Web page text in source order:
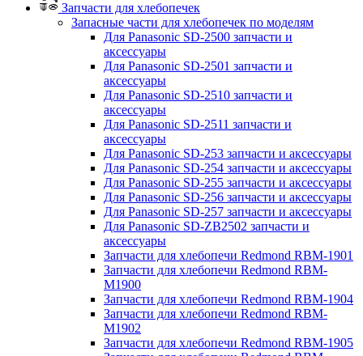
Запчасти для хлебопечек
Запасные части для хлебопечек по моделям
Для Panasonic SD-2500 запчасти и
аксессуары
Для Panasonic SD-2501 запчасти и
аксессуары
Для Panasonic SD-2510 запчасти и
аксессуары
Для Panasonic SD-2511 запчасти и
аксессуары
Для Panasonic SD-253 запчасти и аксессуары
Для Panasonic SD-254 запчасти и аксессуары
Для Panasonic SD-255 запчасти и аксессуары
Для Panasonic SD-256 запчасти и аксессуары
Для Panasonic SD-257 запчасти и аксессуары
Для Panasonic SD-ZB2502 запчасти и
аксессуары
Запчасти для хлебопечи Redmond RBM-1901
Запчасти для хлебопечи Redmond RBM-
M1900
Запчасти для хлебопечи Redmond RBM-1904
Запчасти для хлебопечи Redmond RBM-
M1902
Запчасти для хлебопечи Redmond RBM-1905